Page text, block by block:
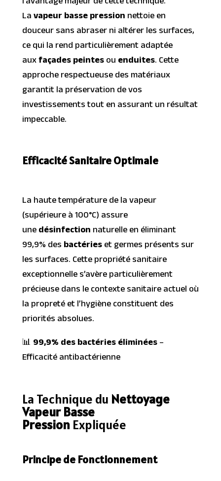
Lavapeur basse pressionnettoie en
douceur sans abraser ni altérer les surfaces,
ce qui la rend particulièrement adaptée
auxfaçades peintesouenduites. Cette
approche respectueuse des matériaux
garantit la préservation de vos
investissements tout en assurant un résultat
impeccable.
Efficacité Sanitaire Optimale
La haute température de la vapeur
(supérieure à 100°C) assure
unedésinfectionnaturelle en éliminant
99,9% desbactérieset germes présents sur
les surfaces. Cette propriété sanitaire
exceptionnelle s’avère particulièrement
précieuse dans le contexte sanitaire actuel où
la propreté et l’hygiène constituent des
priorités absolues.
📊 99,9% des bactéries éliminées–
Efficacité antibactérienne
La Technique du Nettoyage
Vapeur Basse
Pression Expliquée
Principe de Fonctionnement